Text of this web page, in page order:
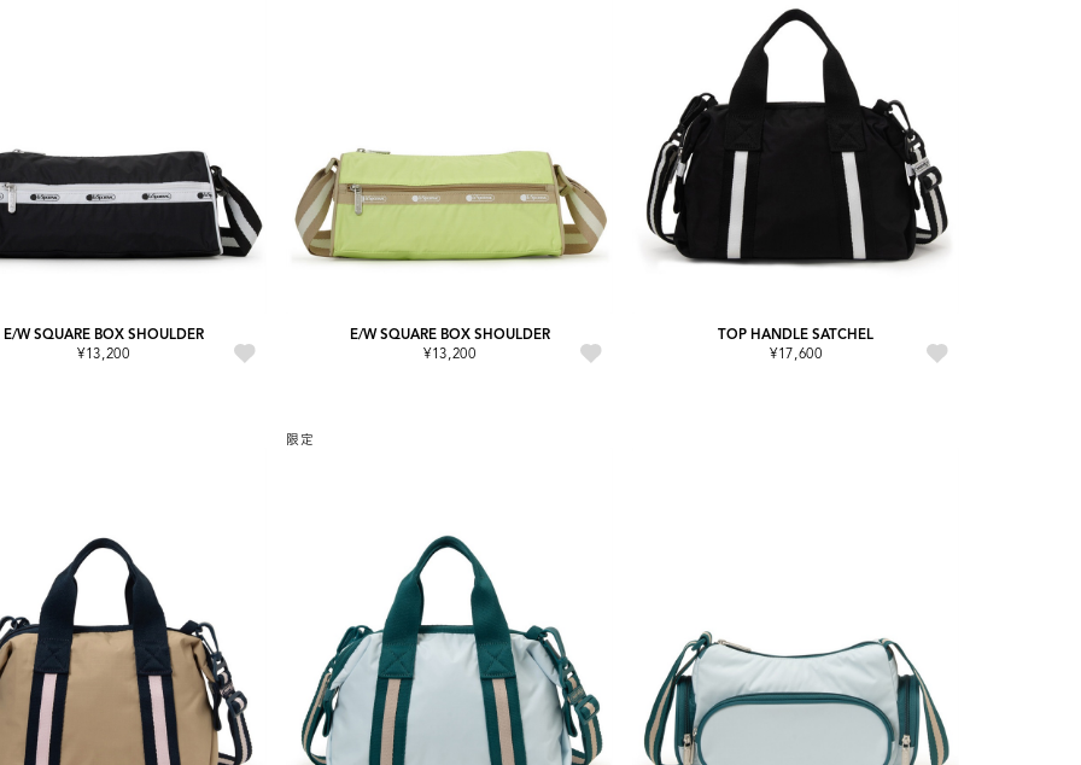
E/W SQUARE BOX SHOULDER
¥13,200
E/W SQUARE BOX SHOULDER
¥13,200
TOP HANDLE SATCHEL
¥17,600
限定